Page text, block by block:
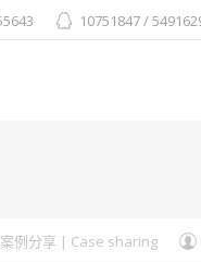
10751847 /
案例分享 | Case sharing